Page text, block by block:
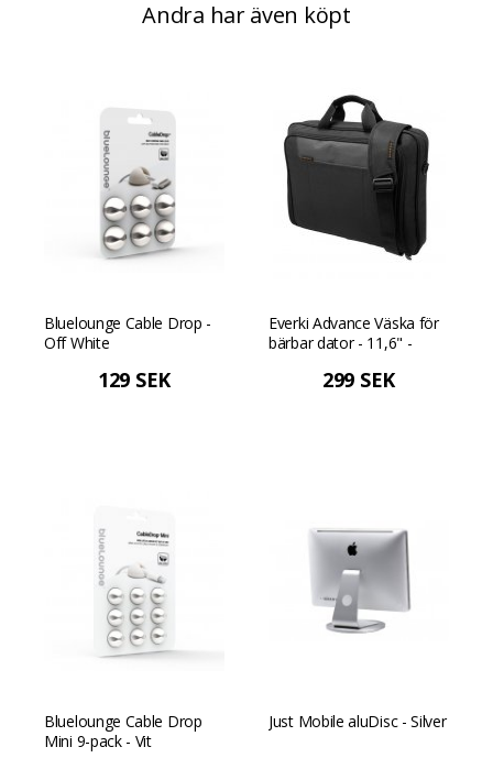
Andra har även köpt
Bluelounge Cable Drop -
Off White
129 SEK
Everki Advance Väska för
bärbar dator - 11,6" -
299 SEK
Bluelounge Cable Drop
Mini 9-pack - Vit
Just Mobile aluDisc - Silver